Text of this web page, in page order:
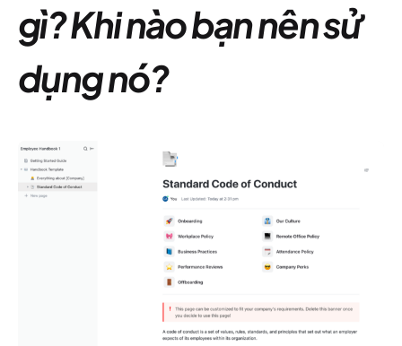
gì? Khi nào bạn nên sử
dụng nó?